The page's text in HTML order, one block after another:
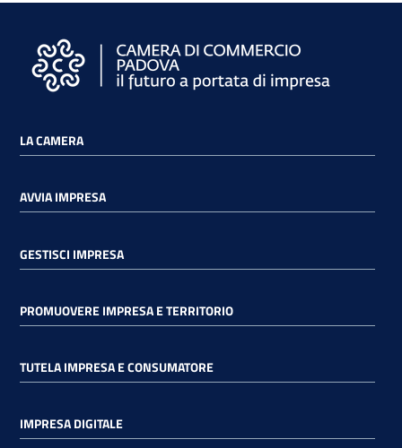
LA CAMERA
AVVIA IMPRESA
GESTISCI IMPRESA
PROMUOVERE IMPRESA E TERRITORIO
TUTELA IMPRESA E CONSUMATORE
IMPRESA DIGITALE